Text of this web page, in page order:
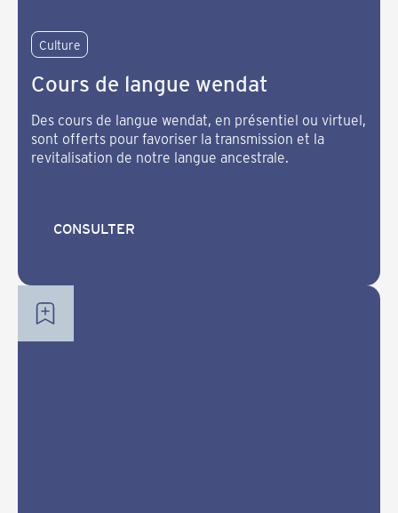
Culture
Cours de langue wendat
Des cours de langue wendat, en présentiel ou virtuel,
sont offerts pour favoriser la transmission et la
revitalisation de notre langue ancestrale.
CONSULTER
CONSULTER